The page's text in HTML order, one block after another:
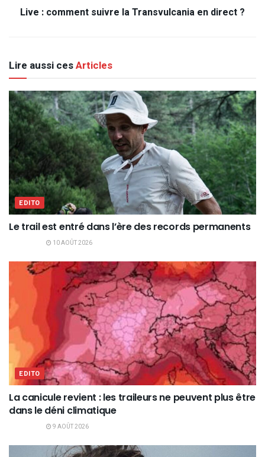
Live : comment suivre la Transvulcania en direct ?
Lire aussi cesArticles
EDITO
Le trail est entré dans l’ère des records permanents
10 AOÛT 2026
EDITO
La canicule revient : les traileurs ne peuvent plus être
dans le déni climatique
9 AOÛT 2026